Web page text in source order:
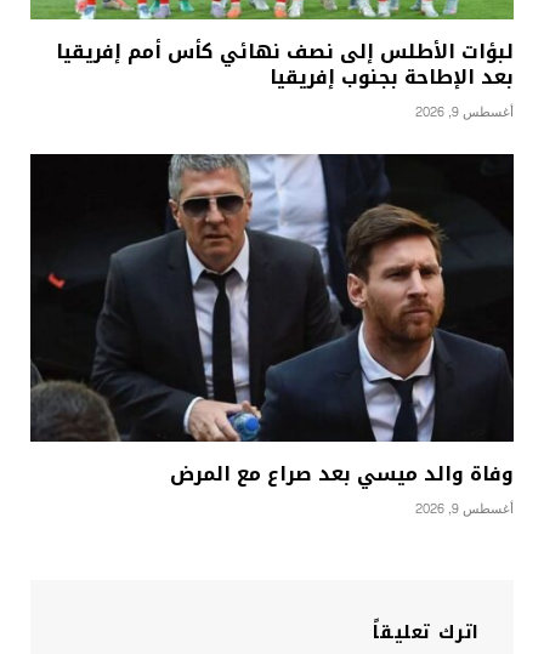
لبؤات الأطلس إلى نصف نهائي كأس أمم إفريقيا
بعد الإطاحة بجنوب إفريقيا
أغسطس 9, 2026
وفاة والد ميسي بعد صراع مع المرض
أغسطس 9, 2026
اترك تعليقاً